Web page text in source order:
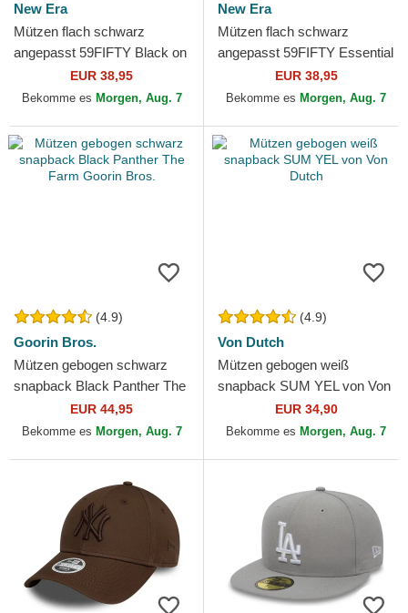
New Era
Mützen flach schwarz
angepasst 59FIFTY Black on
Black der New York Yankees
MLB von New Era
EUR 38,95
Bekomme es Morgen, Aug. 7
New Era
Mützen flach schwarz
angepasst 59FIFTY Essential
der Los Angeles Dodgers
MLB von New Era
EUR 38,95
Bekomme es Morgen, Aug. 7
(4.9)
Goorin Bros.
Mützen gebogen schwarz
snapback Black Panther The
Farm Goorin Bros.
EUR 44,95
Bekomme es Morgen, Aug. 7
(4.9)
Von Dutch
Mützen gebogen weiß
snapback SUM YEL von Von
EUR 34,90
Bekomme es Morgen, Aug. 7